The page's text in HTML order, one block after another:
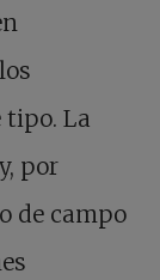
tipo. La
por
de campo